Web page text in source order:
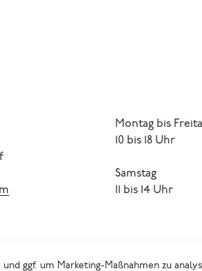
Montag bis
10 bis 18 Uhr
Samstag
11 bis 14 Uhr
ggf. um Marketing-Maßnahmen zu